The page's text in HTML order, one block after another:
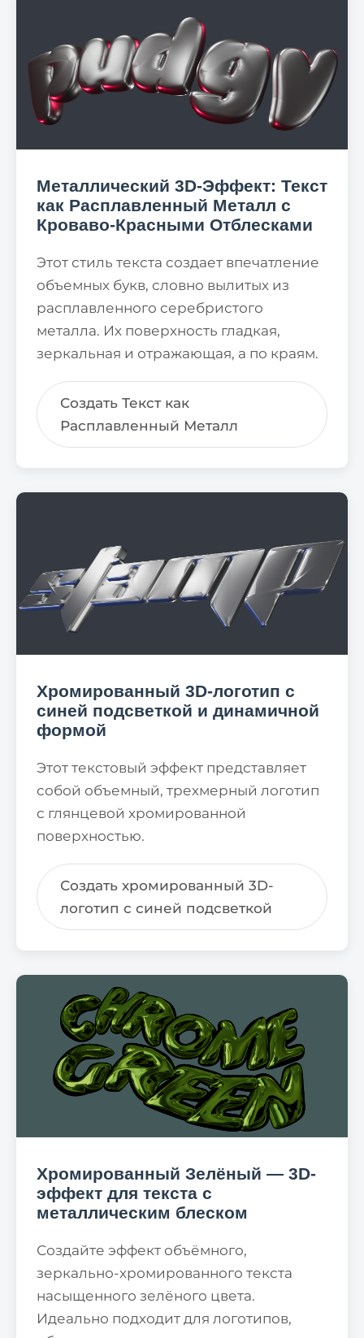
Металлический 3D-Эффект: Текст
как Расплавленный Металл с
Кроваво-Красными Отблесками
Этот стиль текста создает впечатление
объемных букв, словно вылитых из
расплавленного серебристого
металла. Их поверхность гладкая,
зеркальная и отражающая, а по краям.
Создать Текст как
Расплавленный Металл
Хромированный 3D-логотип с
синей подсветкой и динамичной
формой
Этот текстовый эффект представляет
собой объемный, трехмерный логотип
с глянцевой хромированной
поверхностью.
Создать хромированный 3D-
логотип с синей подсветкой
Хромированный Зелёный — 3D-
эффект для текста с
металлическим блеском
Создайте эффект объёмного,
зеркально-хромированного текста
насыщенного зелёного цвета.
Идеально подходит для логотипов,